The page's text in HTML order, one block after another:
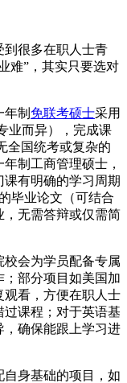
到很多在职人士青
难”，其实只要选对
制 免联考硕士采用
业而异），完成课
全国统考或复杂的
制工商管理硕士，
有明确的学习周期
毕业论文（可结合
，无需答辩或仅需简
会为学员配备专属
部分项目如美国加
观看，方便在职人士
课程；对于英语基
，确保能跟上学习进
身基础的项目，如